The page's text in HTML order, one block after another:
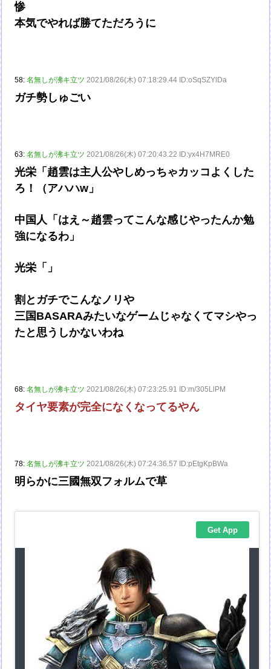
惨
本気でやれば勝てただろうに
58:名無しが沸キ立ツ 2021/08/26(木) 07:18:29.44 ID:oSqSZYlDa
ガチ勢しゅごい
63:名無しが沸キ立ツ 2021/08/26(木) 07:20:43.22 ID:yx4H7MRE0
光栄「趙雲は主人公やしめっちゃカッコよくした
ろ！（アハハw」
中国人「はえ～趙雲ってこんな感じやったんか勉
強になるわ」
光栄「」
割とガチでこんなノリや
三国BASARAみたいなゲームじゃなくてマシやっ
たと思うしかないわね
68:名無しが沸キ立ツ 2021/08/26(木) 07:23:25.91 ID:m/305LlPM
タイヤ要素が完全になくなってるやん
78:名無しが沸キ立ツ 2021/08/26(木) 07:24:36.57 ID:pEtgKpBWa
明らかに三國無双フォルムで草